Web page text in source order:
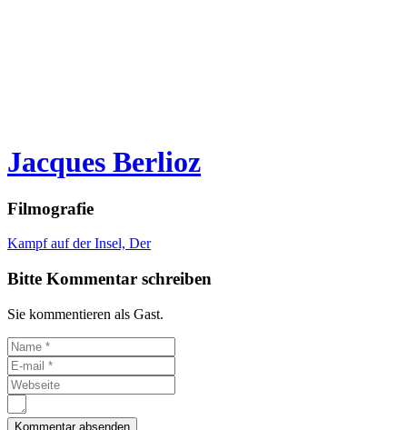
Jacques Berlioz
Filmografie
Kampf auf der Insel, Der
Bitte Kommentar schreiben
Sie kommentieren als Gast.